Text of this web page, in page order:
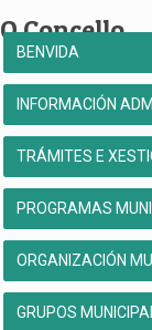
O Concello
BENVIDA
INFORMACIÓN
TRÁMITES E
PROGRAMAS
ORGANIZACIÓN
GRUPOS